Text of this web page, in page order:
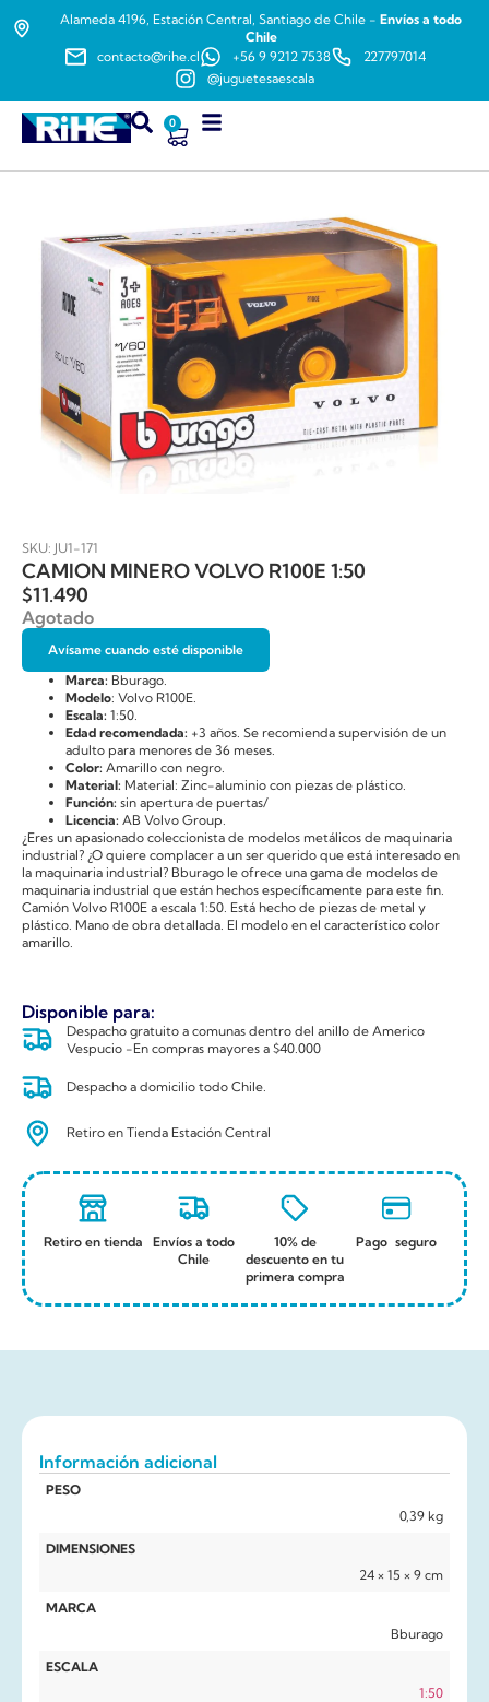
Alameda 4196, Estación Central, Santiago de Chile - Envíos a todo
Chile
contacto@rihe.cl
+56 9 9212 7538
227797014
@juguetesaescala
0
SKU: JU1-171
CAMION MINERO VOLVO R100E 1:50
$11.490
Agotado
Avísame cuando esté disponible
Marca: Bburago.
Modelo: Volvo R100E.
Escala: 1:50.
Edad recomendada: +3 años. Se recomienda supervisión de un
adulto para menores de 36 meses.
Color: Amarillo con negro.
Material: Material: Zinc-aluminio con piezas de plástico.
Función: sin apertura de puertas/
Licencia: AB Volvo Group.
¿Eres un apasionado coleccionista de modelos metálicos de maquinaria
industrial? ¿O quiere complacer a un ser querido que está interesado en
la maquinaria industrial? Bburago le ofrece una gama de modelos de
maquinaria industrial que están hechos específicamente para este fin.
Camión Volvo R100E a escala 1:50. Está hecho de piezas de metal y
plástico. Mano de obra detallada. El modelo en el característico color
amarillo.
Disponible para:
Despacho gratuito a comunas dentro del anillo de Americo
Vespucio -En compras mayores a $40.000
Despacho a domicilio todo Chile.
Retiro en Tienda Estación Central
Retiro en tienda
Envíos a todo
Chile
10% de
descuento en tu
primera compra
Pago seguro
Información adicional
PESO
0,39 kg
DIMENSIONES
24 × 15 × 9 cm
MARCA
Bburago
ESCALA
1:50